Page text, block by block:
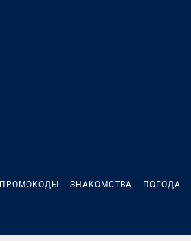
ПРОМОКОДЫ ЗНАКОМСТВА ПОГОДА